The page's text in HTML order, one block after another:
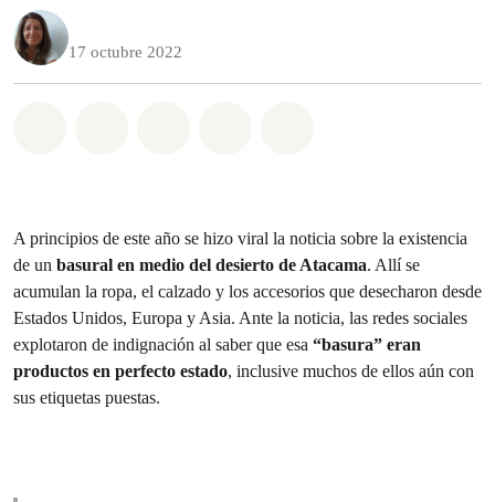
17 octubre 2022
A principios de este año se hizo viral la noticia sobre la existencia
de un basural en medio del desierto de Atacama. Allí se
acumulan la ropa, el calzado y los accesorios que desecharon desde
Estados Unidos, Europa y Asia. Ante la noticia, las redes sociales
explotaron de indignación al saber que esa “basura” eran
productos en perfecto estado, inclusive muchos de ellos aún con
sus etiquetas puestas.